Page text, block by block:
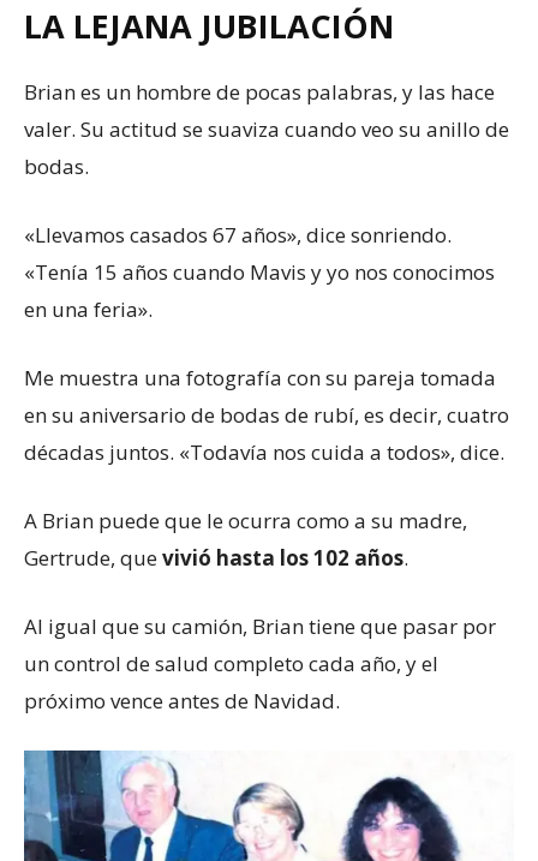
LA LEJANA JUBILACIÓN
Brian es un hombre de pocas palabras, y las hace
valer. Su actitud se suaviza cuando veo su anillo de
bodas.
«Llevamos casados ​​67 años», dice sonriendo.
«Tenía 15 años cuando Mavis y yo nos conocimos
en una feria».
Me muestra una fotografía con su pareja tomada
en su aniversario de bodas de rubí, es decir, cuatro
décadas juntos. «Todavía nos cuida a todos», dice.
A Brian puede que le ocurra como a su madre,
Gertrude, quevivió hasta los 102 años.
Al igual que su camión, Brian tiene que pasar por
un control de salud completo cada año, y el
próximo vence antes de Navidad.